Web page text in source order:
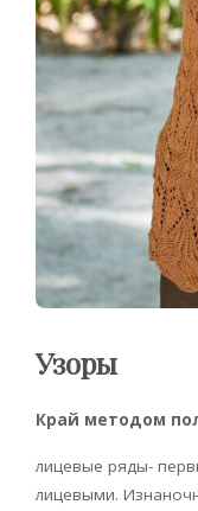
Узоры
Край методом
лицевые ряды-
лицевыми.